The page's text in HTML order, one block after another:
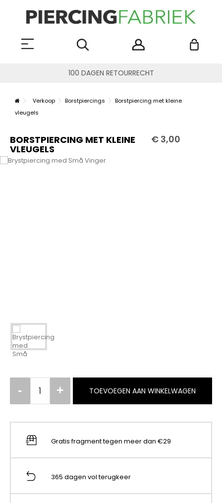
100 DAGEN RETOURRECHT
Verkoop Borstpiercings
Borstpiercing met kleine
vleugels
BORSTPIERCING MET KLEINE
VLEUGELS
€ 3,00
TOEVOEGEN AAN WINKELWAGEN
Gratis fragment tegen meer dan €29
365 dagen vol terugkeer